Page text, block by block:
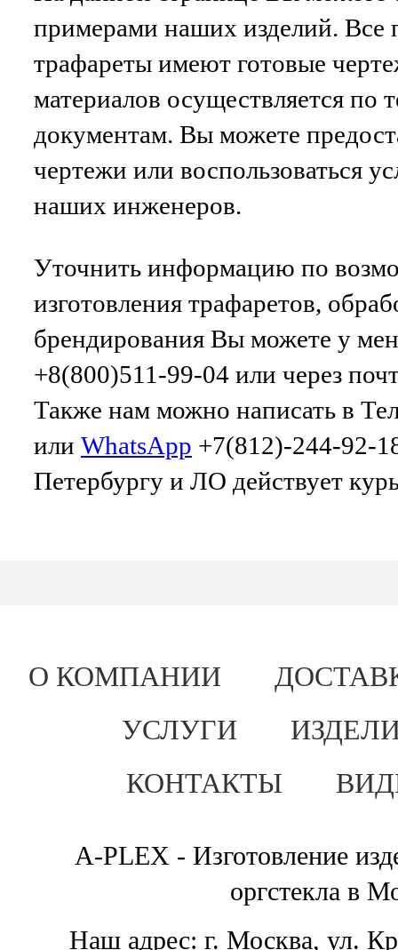
примерами наших изделий. Все
трафареты имеют готовые
материалов осуществляется по
документам. Вы можете
чертежи или воспользоваться
наших инженеров.
Уточнить информацию по
изготовления трафаретов,
брендирования Вы можете у
+8(800)511-99-04 или через
Также нам можно написать в
или WhatsApp +7(812)-244-92-
Петербургу и ЛО действует
О КОМПАНИИ
УСЛУГИ
КОНТАКТЫ
A-PLEX - Изготовление
оргстекла в
Наш адрес: г. Москва, ул.